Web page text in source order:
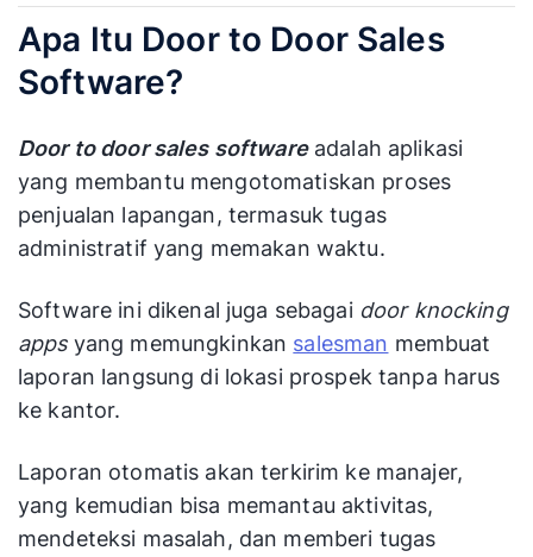
Apa Itu Door to Door Sales
Software?
Door to door sales softwareadalah aplikasi
yang membantu mengotomatiskan proses
penjualan lapangan, termasuk tugas
administratif yang memakan waktu.
Software ini dikenal juga sebagai door knocking
appsyang memungkinkan salesman membuat
laporan langsung di lokasi prospek tanpa harus
ke kantor.
Laporan otomatis akan terkirim ke manajer,
yang kemudian bisa memantau aktivitas,
mendeteksi masalah, dan memberi tugas